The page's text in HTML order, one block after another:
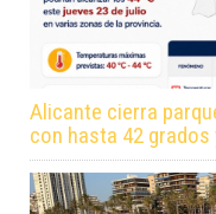
Alicante cierra
con hasta 42